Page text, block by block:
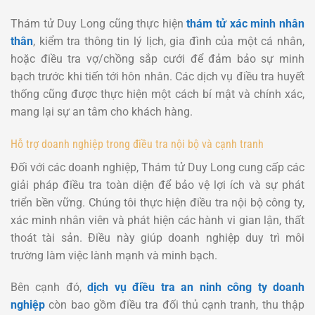
Thám tử Duy Long cũng thực hiệnthám tử xác minh nhân
thân, kiểm tra thông tin lý lịch, gia đình của một cá nhân,
hoặc điều tra vợ/chồng sắp cưới để đảm bảo sự minh
bạch trước khi tiến tới hôn nhân. Các dịch vụ điều tra huyết
thống cũng được thực hiện một cách bí mật và chính xác,
mang lại sự an tâm cho khách hàng.
Hỗ trợ doanh nghiệp trong điều tra nội bộ và cạnh tranh
Đối với các doanh nghiệp, Thám tử Duy Long cung cấp các
giải pháp điều tra toàn diện để bảo vệ lợi ích và sự phát
triển bền vững. Chúng tôi thực hiện điều tra nội bộ công ty,
xác minh nhân viên và phát hiện các hành vi gian lận, thất
thoát tài sản. Điều này giúp doanh nghiệp duy trì môi
trường làm việc lành mạnh và minh bạch.
Bên cạnh đó,dịch vụ điều tra an ninh công ty doanh
nghiệp còn bao gồm điều tra đối thủ cạnh tranh, thu thập